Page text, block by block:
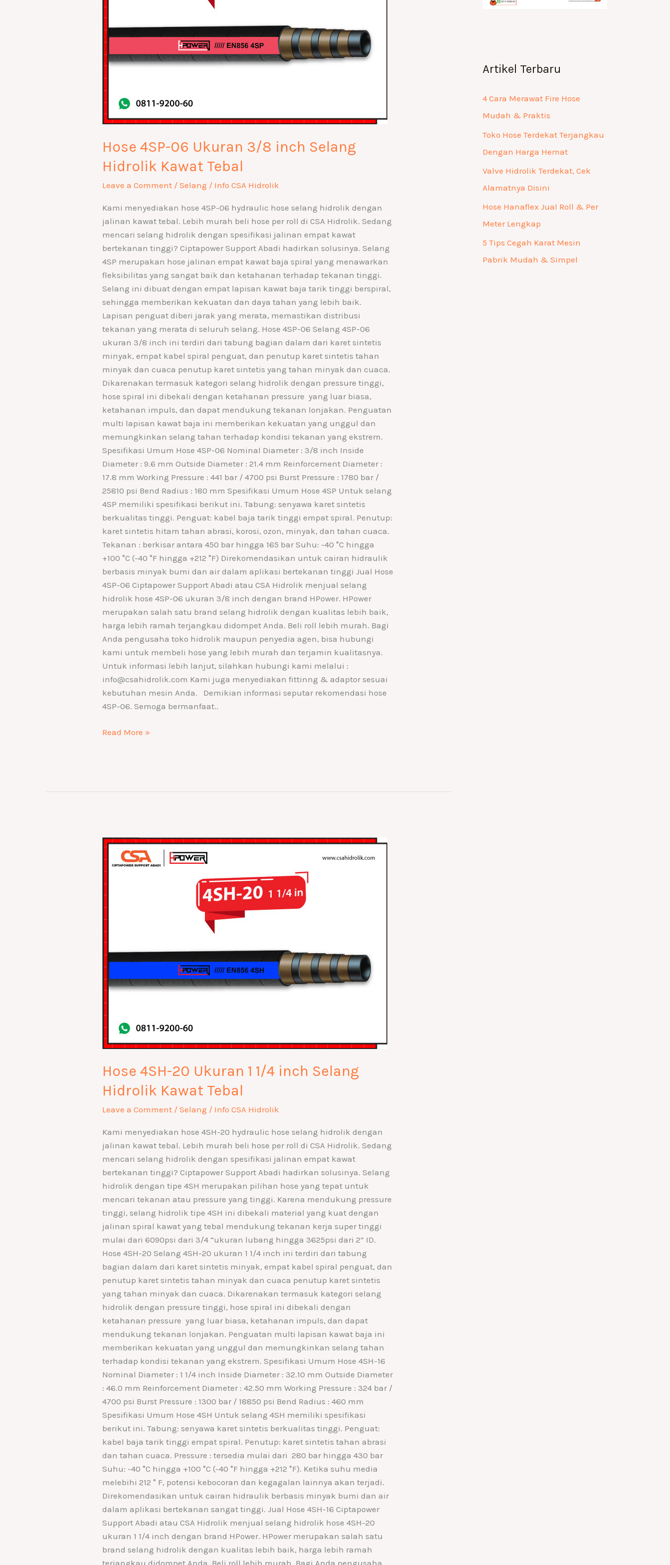
Hose 4SP-06 Ukuran 3/8 inch Selang
Hidrolik Kawat Tebal
Leave a Comment /Selang / Info CSA Hidrolik
Kami menyediakan hose 4SP-06 hydraulic hose selang hidrolik dengan
jalinan kawat tebal. Lebih murah beli hose per roll di CSA Hidrolik. Sedang
mencari selang hidrolik dengan spesifikasi jalinan empat kawat
bertekanan tinggi? Ciptapower Support Abadi hadirkan solusinya. Selang
4SP merupakan hose jalinan empat kawat baja spiral yang menawarkan
fleksibilitas yang sangat baik dan ketahanan terhadap tekanan tinggi.
Selang ini dibuat dengan empat lapisan kawat baja tarik tinggi berspiral,
sehingga memberikan kekuatan dan daya tahan yang lebih baik.
Lapisan penguat diberi jarak yang merata, memastikan distribusi
tekanan yang merata di seluruh selang. Hose 4SP-06 Selang 4SP-06
ukuran 3/8 inch ini terdiri dari tabung bagian dalam dari karet sintetis
minyak, empat kabel spiral penguat, dan penutup karet sintetis tahan
minyak dan cuaca penutup karet sintetis yang tahan minyak dan cuaca.
Dikarenakan termasuk kategori selang hidrolik dengan pressure tinggi,
hose spiral ini dibekali dengan ketahanan pressure yang luar biasa,
ketahanan impuls, dan dapat mendukung tekanan lonjakan. Penguatan
multi lapisan kawat baja ini memberikan kekuatan yang unggul dan
memungkinkan selang tahan terhadap kondisi tekanan yang ekstrem.
Spesifikasi Umum Hose 4SP-06 Nominal Diameter : 3/8 inch Inside
Diameter : 9.6 mm Outside Diameter : 21.4 mm Reinforcement Diameter :
17.8 mm Working Pressure : 441 bar / 4700 psi Burst Pressure : 1780 bar /
25810 psi Bend Radius : 180 mm Spesifikasi Umum Hose 4SP Untuk selang
4SP memiliki spesifikasi berikut ini. Tabung: senyawa karet sintetis
berkualitas tinggi. Penguat: kabel baja tarik tinggi empat spiral. Penutup:
karet sintetis hitam tahan abrasi, korosi, ozon, minyak, dan tahan cuaca.
Tekanan : berkisar antara 450 bar hingga 165 bar Suhu: -40 °C hingga
+100 °C (-40 °F hingga +212 °F) Direkomendasikan untuk cairan hidraulik
berbasis minyak bumi dan air dalam aplikasi bertekanan tinggi Jual Hose
4SP-06 Ciptapower Support Abadi atau CSA Hidrolik menjual selang
hidrolik hose 4SP-06 ukuran 3/8 inch dengan brand HPower. HPower
merupakan salah satu brand selang hidrolik dengan kualitas lebih baik,
harga lebih ramah terjangkau didompet Anda. Beli roll lebih murah. Bagi
Anda pengusaha toko hidrolik maupun penyedia agen, bisa hubungi
kami untuk membeli hose yang lebih murah dan terjamin kualitasnya.
Untuk informasi lebih lanjut, silahkan hubungi kami melalui :
info@csahidrolik.com Kami juga menyediakan fittinng & adaptor sesuai
kebutuhan mesin Anda. Demikian informasi seputar rekomendasi hose
4SP-06. Semoga bermanfaat..
Kawat
Tebal
Read More »
Hose 4SH-20 Ukuran 1 1/4 inch Selang
Hidrolik Kawat Tebal
Leave a Comment /Selang / Info CSA Hidrolik
Kami menyediakan hose 4SH-20 hydraulic hose selang hidrolik dengan
jalinan kawat tebal. Lebih murah beli hose per roll di CSA Hidrolik. Sedang
mencari selang hidrolik dengan spesifikasi jalinan empat kawat
bertekanan tinggi? Ciptapower Support Abadi hadirkan solusinya. Selang
hidrolik dengan tipe 4SH merupakan pilihan hose yang tepat untuk
mencari tekanan atau pressure yang tinggi. Karena mendukung pressure
tinggi, selang hidrolik tipe 4SH ini dibekali material yang kuat dengan
jalinan spiral kawat yang tebal mendukung tekanan kerja super tinggi
mulai dari 6090psi dari 3/4 “ukuran lubang hingga 3625psi dari 2” ID.
Hose 4SH-20 Selang 4SH-20 ukuran 1 1/4 inch ini terdiri dari tabung
bagian dalam dari karet sintetis minyak, empat kabel spiral penguat, dan
penutup karet sintetis tahan minyak dan cuaca penutup karet sintetis
yang tahan minyak dan cuaca. Dikarenakan termasuk kategori selang
hidrolik dengan pressure tinggi, hose spiral ini dibekali dengan
ketahanan pressure yang luar biasa, ketahanan impuls, dan dapat
mendukung tekanan lonjakan. Penguatan multi lapisan kawat baja ini
memberikan kekuatan yang unggul dan memungkinkan selang tahan
terhadap kondisi tekanan yang ekstrem. Spesifikasi Umum Hose 4SH-16
Nominal Diameter : 1 1/4 inch Inside Diameter : 32.10 mm Outside Diameter
: 46.0 mm Reinforcement Diameter : 42.50 mm Working Pressure : 324 bar /
4700 psi Burst Pressure : 1300 bar / 18850 psi Bend Radius : 460 mm
Spesifikasi Umum Hose 4SH Untuk selang 4SH memiliki spesifikasi
berikut ini. Tabung: senyawa karet sintetis berkualitas tinggi. Penguat:
kabel baja tarik tinggi empat spiral. Penutup: karet sintetis tahan abrasi
dan tahan cuaca. Pressure : tersedia mulai dari 280 bar hingga 430 bar
Suhu: -40 °C hingga +100 °C (-40 °F hingga +212 °F). Ketika suhu media
melebihi 212 ° F, potensi kebocoran dan kegagalan lainnya akan terjadi.
Direkomendasikan untuk cairan hidraulik berbasis minyak bumi dan air
dalam aplikasi bertekanan sangat tinggi. Jual Hose 4SH-16 Ciptapower
Support Abadi atau CSA Hidrolik menjual selang hidrolik hose 4SH-20
ukuran 1 1/4 inch dengan brand HPower. HPower merupakan salah satu
brand selang hidrolik dengan kualitas lebih baik, harga lebih ramah
Hose
4SH-
20
Ukuran
1
1/4
Hidrolik
Kawat
Tebal
Artikel Terbaru
4 Cara Merawat Fire Hose
Mudah & Praktis
Toko Hose Terdekat Terjangkau
Dengan Harga Hemat
Valve Hidrolik Terdekat, Cek
Alamatnya Disini
Hose Hanaflex Jual Roll & Per
Meter Lengkap
5 Tips Cegah Karat Mesin
Pabrik Mudah & Simpel